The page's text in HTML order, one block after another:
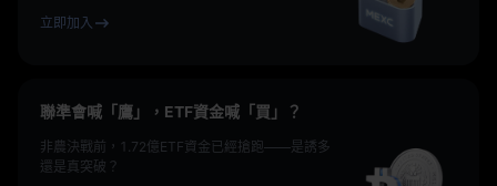
立即加入
聯準會喊「鷹」，ETF資金喊「買」？
非農決戰前，1.72億ETF資金已經搶跑——是誘多
還是真突破？